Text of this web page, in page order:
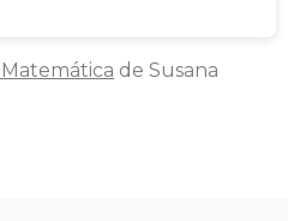
de Susana